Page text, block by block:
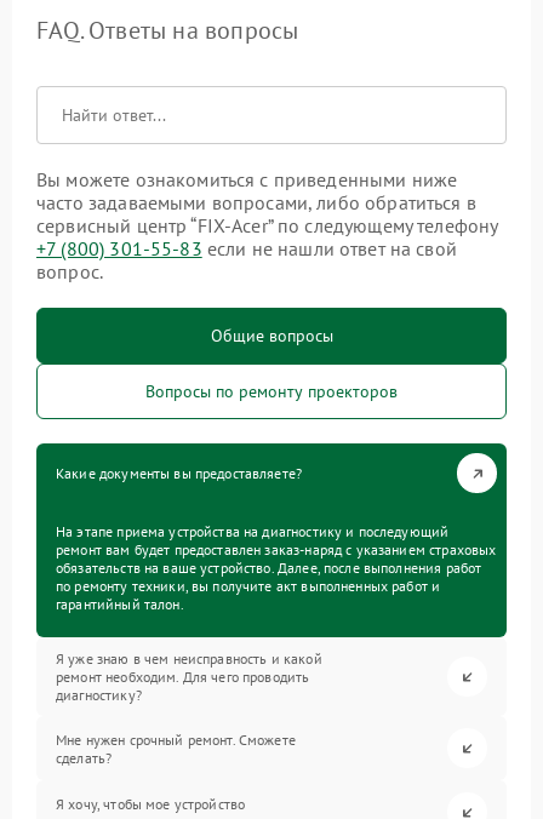
FAQ. Ответы на вопросы
Вы можете ознакомиться с приведенными ниже
часто задаваемыми вопросами, либо обратиться в
сервисный центр “FIX-Acer” по следующему телефону
+7 (800) 301-55-83 если не нашли ответ на свой
вопрос.
Общие вопросы
Вопросы по ремонту проекторов
Какие документы вы предоставляете?
На этапе приема устройства на диагностику и последующий
ремонт вам будет предоставлен заказ-наряд с указанием страховых
обязательств на ваше устройство. Далее, после выполнения работ
по ремонту техники, вы получите акт выполненных работ и
гарантийный талон.
Я уже знаю в чем неисправность и какой
ремонт необходим. Для чего проводить
диагностику?
Мне нужен срочный ремонт. Сможете
сделать?
Я хочу, чтобы мое устройство